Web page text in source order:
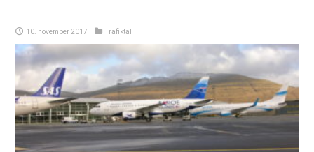
10. november 2017 Trafiktal